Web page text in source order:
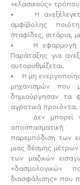
«κλασικούς»
• Η ανεξέλεγκτη
αμφίβολης
σταφίδες, σιτάρια,
• Η εφαρμογή
Παράταξης για
αυτορυθμίζεται.
• Η μη
μηχανισμών που
δημιούργησαν τα
αγροτικά προϊόντα.
Δεν μπορεί να
αποσπασματική
παρεμπόδιση των
μιας δέσμης
των μαζικών
«δασμολογικών
διασφάλισης» που